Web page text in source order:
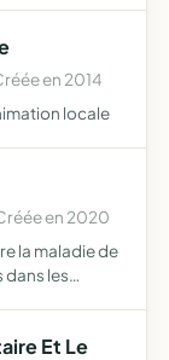
en 2014
locale
en 2020
la maladie de
les
Et Le